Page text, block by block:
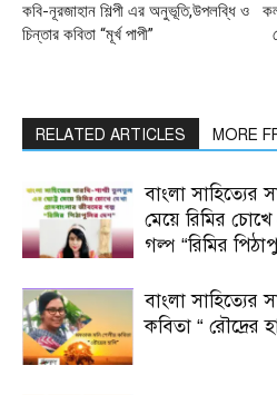
কবি-নূরজাহান শিল্পী এর অনুভূতি,উপলব্ধি ও
চিন্তার কবিতা “মূর্খ পাপী”
RELATED ARTICLES MORE
বাংলা সাহিত্যের
মেয়ে রিমির চোখে
গল্প “রিমির
বাংলা সাহিত্যের
কবিতা “ রৌদ্রের